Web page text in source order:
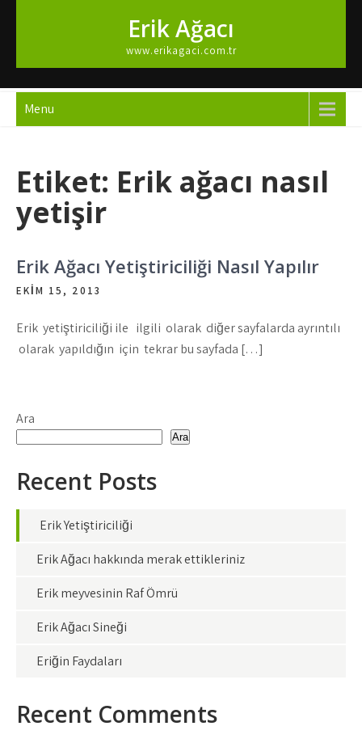
Erik Ağacı
www.erikagaci.com.tr
Menu
Etiket: Erik ağacı nasıl
yetişir
Erik Ağacı Yetiştiriciliği Nasıl Yapılır
EKIM 15, 2013
Erik yetiştiriciliği ile ilgili olarak diğer sayfalarda ayrıntılı
olarak yapıldığın için tekrar bu sayfada […]
Ara
Ara
Recent Posts
Erik Yetiştiriciliği
Erik Ağacı hakkında merak ettikleriniz
Erik meyvesinin Raf Ömrü
Erik Ağacı Sineği
Eriğin Faydaları
Recent Comments